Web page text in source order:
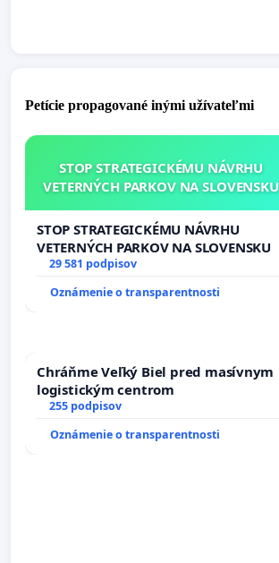
Petície propagované inými užívateľmi
STOP STRATEGICKÉMU NÁVRHU
VETERNÝCH PARKOV NA SLOVENSKU
STOP STRATEGICKÉMU NÁVRHU
VETERNÝCH PARKOV NA SLOVENSKU
29 581 podpisov
Oznámenie o transparentnosti
Chráňme Veľký Biel pred masívnym
logistickým centrom
255 podpisov
Oznámenie o transparentnosti